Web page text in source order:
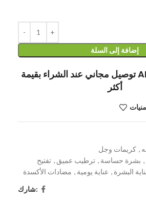
إضافة إلى السلة
توصيل مجاني عند الشراء بقيمة AED 400 يورو أو
أكثر
, كريمات وجل
, بشرة حساسة , ترطيب عميق , تفتيح
البشرة , عناية يومية , مضادات الأكسدة
شارك: